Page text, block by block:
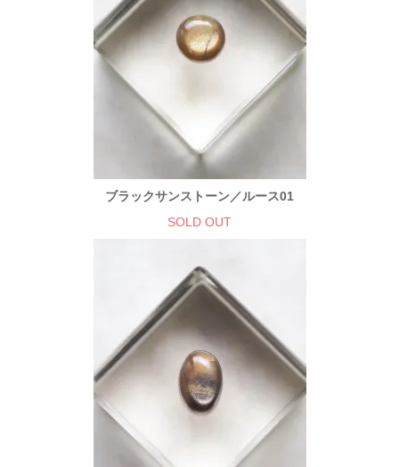
ブラックサンストーン／ルース01
SOLD OUT